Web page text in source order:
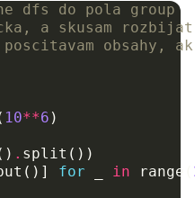
dfs do pola group
a skusam
obsahy,
10**6 )
. split ())
()] for in range